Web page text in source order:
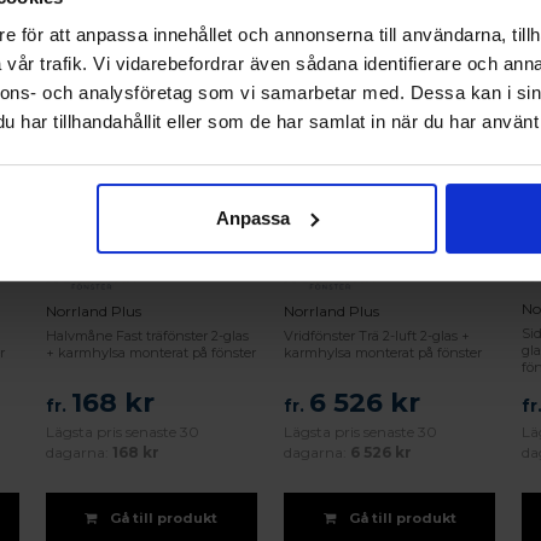
för att anpassa innehållet och annonserna till användarna,
trafik. Vi vidarebefordrar även sådana identifierare och
och analysföretag som vi samarbetar med. Dessa kan i
har tillhandahållit eller som de har samlat in när du har
Anpassa
52%
Norrland Plus
Halvmåne Fast träfönster 2-glas
+ karmhylsa monterat på fönster
fr. 168 kr
Lägsta pris senaste 30
dagarna: 168 kr
Gå till produkt
52%
Norrland Plus
Vridfönster Trä 2-luft 2-glas +
karmhylsa monterat på fönster
fr. 6 526 kr
Lägsta pris senaste 30
dagarna: 6 526 kr
Gå till produkt